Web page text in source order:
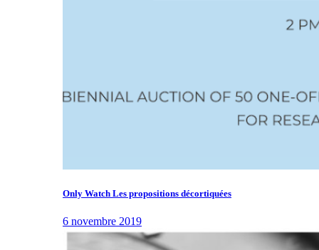
Only Watch Les propositions décortiquées
6 novembre 2019